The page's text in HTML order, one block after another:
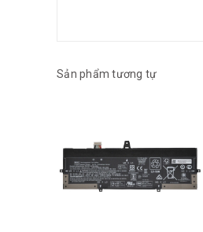
Sản phẩm tương tự